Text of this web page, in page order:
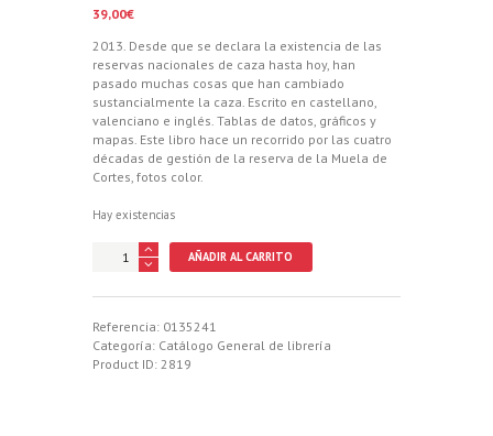
39,00€
2013. Desde que se declara la existencia de las
reservas nacionales de caza hasta hoy, han
pasado muchas cosas que han cambiado
sustancialmente la caza. Escrito en castellano,
valenciano e inglés. Tablas de datos, gráficos y
mapas. Este libro hace un recorrido por las cuatro
décadas de gestión de la reserva de la Muela de
Cortes, fotos color.
Hay existencias
ANIVERSARIO
RESERVA
VALENCIANA
DE
AÑADIR AL CARRITO
Referencia: 0135241
Categoría: Catálogo General de librería
Product ID: 2819